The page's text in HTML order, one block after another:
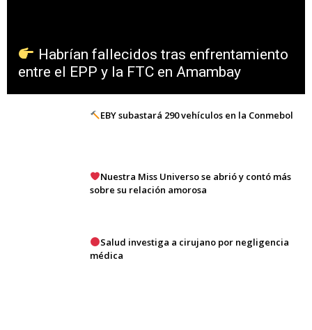
Habrían fallecidos tras enfrentamiento
entre el EPP y la FTC en Amambay
EBY subastará 290 vehículos en la Conmebol
Nuestra Miss Universo se abrió y contó más
sobre su relación amorosa
Salud investiga a cirujano por negligencia
médica